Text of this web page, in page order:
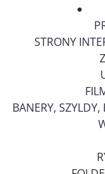
STRONY
BANERY,